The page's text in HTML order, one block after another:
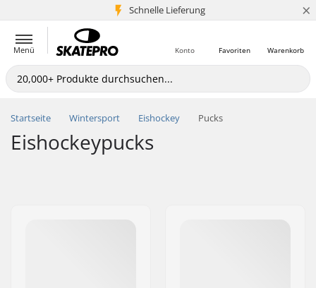
Schnelle Lieferung
5+ Mio. Kunden ×
Menü Warenkorb
Favoriten
Konto
Startseite Wintersport Eishockey Pucks
Eishockeypucks